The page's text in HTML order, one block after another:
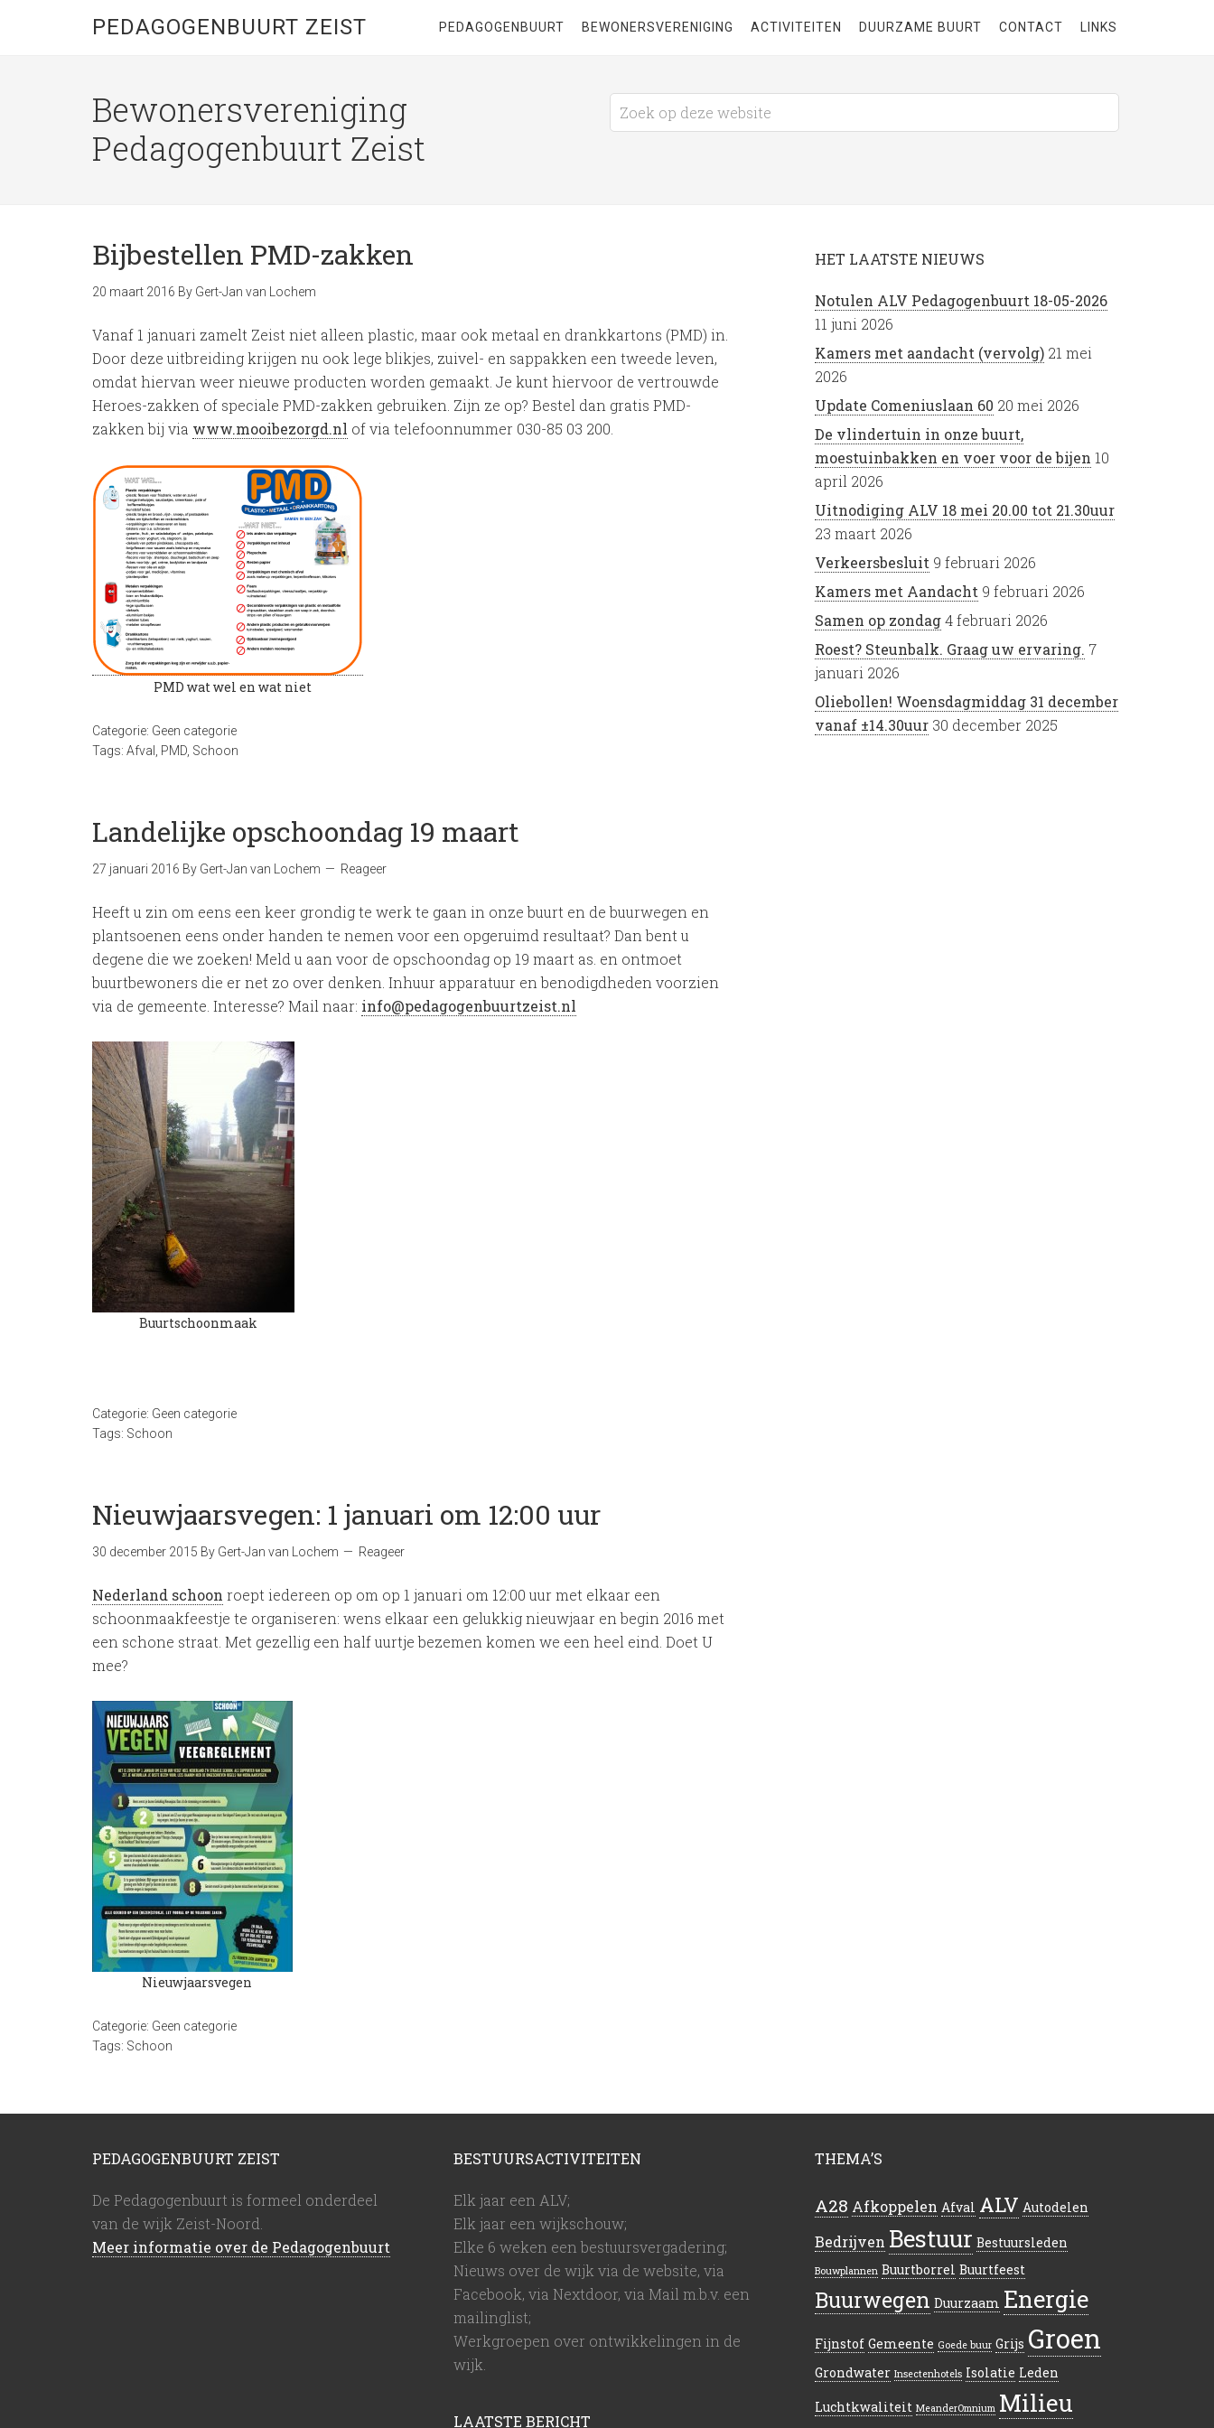
PEDAGOGENBUURT ZEIST PEDAGOGENBUURT BEWONERSVERENIGING ACTIVITEITEN DUURZAME BUURT CONTACT LINKS
Bewonersvereniging
Pedagogenbuurt Zeist
Bijbestellen PMD-zakken
20 maart 2016 By Gert-Jan van Lochem
Vanaf 1 januari zamelt Zeist niet alleen plastic, maar ook metaal en drankkartons (PMD) in.
Door deze uitbreiding krijgen nu ook lege blikjes, zuivel- en sappakken een tweede leven,
omdat hiervan weer nieuwe producten worden gemaakt. Je kunt hiervoor de vertrouwde
Heroes-zakken of speciale PMD-zakken gebruiken. Zijn ze op? Bestel dan gratis PMD-
zakken bij via www.mooibezorgd.nl of via telefoonnummer 030-85 03 200.
PMD wat wel en wat niet
Categorie: Geen categorie
Tags: Afval PMD Schoon
Landelijke opschoondag 19 maart
27 januari 2016 By Gert-Jan van Lochem Reageer
Heeft u zin om eens een keer grondig te werk te gaan in onze buurt en de buurwegen en
plantsoenen eens onder handen te nemen voor een opgeruimd resultaat? Dan bent u
degene die we zoeken! Meld u aan voor de opschoondag op 19 maart as. en ontmoet
buurtbewoners die er net zo over denken. Inhuur apparatuur en benodigdheden voorzien
via de gemeente. Interesse? Mail naar: info@pedagogenbuurtzeist.nl
Buurtschoonmaak
Categorie: Geen categorie
Tags: Schoon
Nieuwjaarsvegen: 1 januari om 12:00 uur
30 december 2015 By Gert-Jan van Lochem Reageer
Nederland schoon roept iedereen op om op 1 januari om 12:00 uur met elkaar een
schoonmaakfeestje te organiseren: wens elkaar een gelukkig nieuwjaar en begin 2016 met
een schone straat. Met gezellig een half uurtje bezemen komen we een heel eind. Doet U
mee?
Nieuwjaarsvegen
Categorie: Geen categorie
Tags: Schoon
HET LAATSTE NIEUWS
Notulen ALV Pedagogenbuurt 18-05-2026
11 juni 2026
Kamers met aandacht (vervolg) 21 mei
2026
Update Comeniuslaan 60 20 mei 2026
De vlindertuin in onze buurt,
moestuinbakken en voer voor de bijen 10
april 2026
Uitnodiging ALV 18 mei 20.00 tot 21.30uur
23 maart 2026
Verkeersbesluit 9 februari 2026
Kamers met Aandacht 9 februari 2026
Samen op zondag4 februari 2026
Roest? Steunbalk. Graag uw ervaring. 7
januari 2026
Oliebollen! Woensdagmiddag 31 december
vanaf ±14.30uur 30 december 2025
PEDAGOGENBUURT ZEIST
De Pedagogenbuurt is formeel onderdeel
van de wijk Zeist-Noord.
Meer informatie over de Pedagogenbuurt
BESTUURSACTIVITEITEN
Elk jaar een ALV;
Elk jaar een wijkschouw;
Elke 6 weken een bestuursvergadering;
Nieuws over de wijk via de website, via
Facebook, via Nextdoor, via Mail m.b.v. een
mailinglist;
Werkgroepen over ontwikkelingen in de
wijk.
LAATSTE BERICHT
THEMA’S
A28 Afkoppelen Afval ALV Autodelen
Bedrijven Bestuur Bestuursleden
Bouwplannen Buurtborrel Buurtfeest
Buurwegen Duurzaam Energie
Fijnstof Gemeente Goede buur Grijs Groen
Grondwater Insectenhotels Isolatie Leden
Luchtkwaliteit MeanderOmnium Milieu